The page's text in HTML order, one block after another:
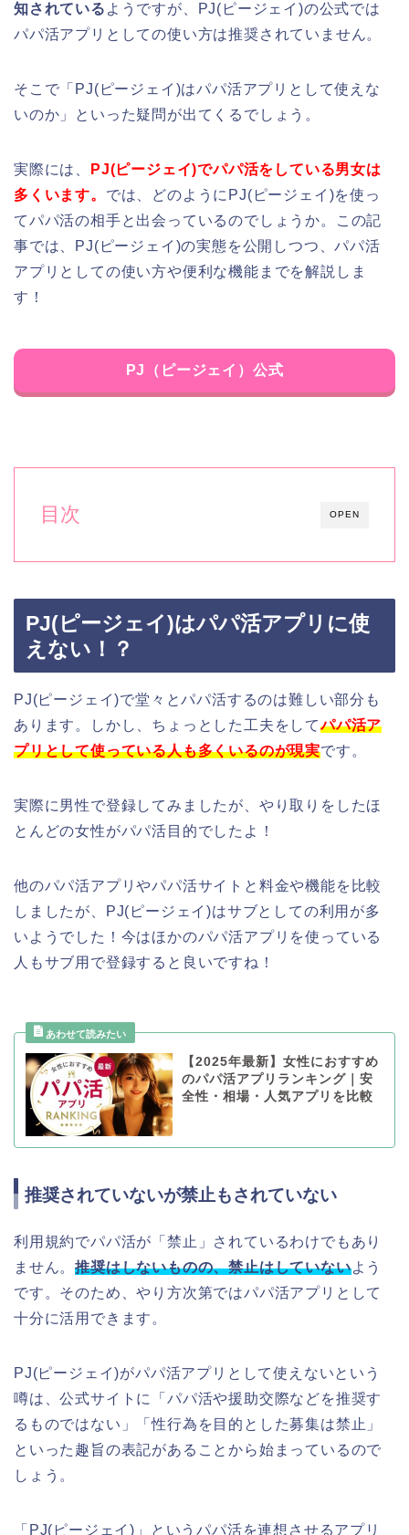
知されている ようですが、PJ(ピージェイ)の公式では
パパ活アプリとしての使い方は推奨されていません。
そこで「PJ(ピージェイ)はパパ活アプリとして使えな
いのか」といった疑問が出てくるでしょう。
実際には、
PJ(ピージェイ)でパパ活をしている男女は
多くいます。 では、どのようにPJ(ピージェイ)を使っ
てパパ活の相手と出会っているのでしょうか。この記
事では、PJ(ピージェイ)の実態を公開しつつ、パパ活
アプリとしての使い方や便利な機能までを解説しま
す！
PJ（ピージェイ）公式
OPEN
目次
PJ(ピージェイ)はパパ活アプリに使
えない！？
PJ(ピージェイ)で堂々とパパ活するのは難しい部分も
あります。しかし、ちょっとした工夫をしてパパ活ア
プリとして使っている人も多くいるのが現実です。
実際に男性で登録してみましたが、やり取りをしたほ
とんどの女性がパパ活目的でしたよ！
他のパパ活アプリやパパ活サイトと料金や機能を比較
しましたが、PJ(ピージェイ)はサブとしての利用が多
いようでした！今はほかのパパ活アプリを使っている
人もサブ用で登録すると良いですね！
【2025年最新】女性におすすめ
のパパ活アプリランキング｜安
全性・相場・人気アプリを比較
推奨されていないが禁止もされていない
利用規約でパパ活が「禁止」されているわけでもあり
ません。推奨はしないものの、禁止はしていないよう
です。そのため、やり方次第ではパパ活アプリとして
十分に活用できます。
PJ(ピージェイ)がパパ活アプリとして使えないという
噂は、公式サイトに「パパ活や援助交際などを推奨す
るものではない」「性行為を目的とした募集は禁止」
といった趣旨の表記があることから始まっているので
しょう。
「PJ(ピージェイ)」というパパ活を連想させるアプリ